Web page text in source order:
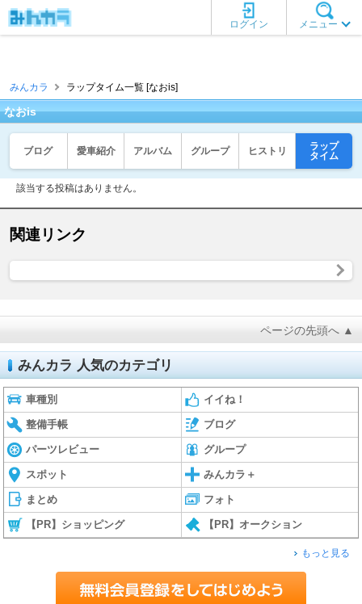
メニュー
ログイン
みんカラ ラップタイム一覧 [なおis]
なおis
ブログ 愛車紹介 アルバム グループ ヒストリ
ラップ
タイム
該当する投稿はありません。
関連リンク
ページの先頭へ ▲
みんカラ 人気のカテゴリ
車種別 イイね！
整備手帳 ブログ
パーツレビュー グループ
スポット みんカラ＋
まとめ フォト
【PR】ショッピング 【PR】オークション
もっと見る